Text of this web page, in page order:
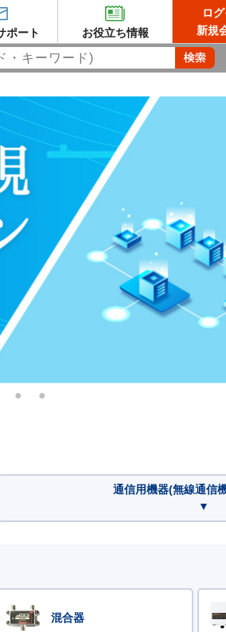
ポート お役立ち情報
ロ
新規
通信用機器(無線通信
▼
混合器